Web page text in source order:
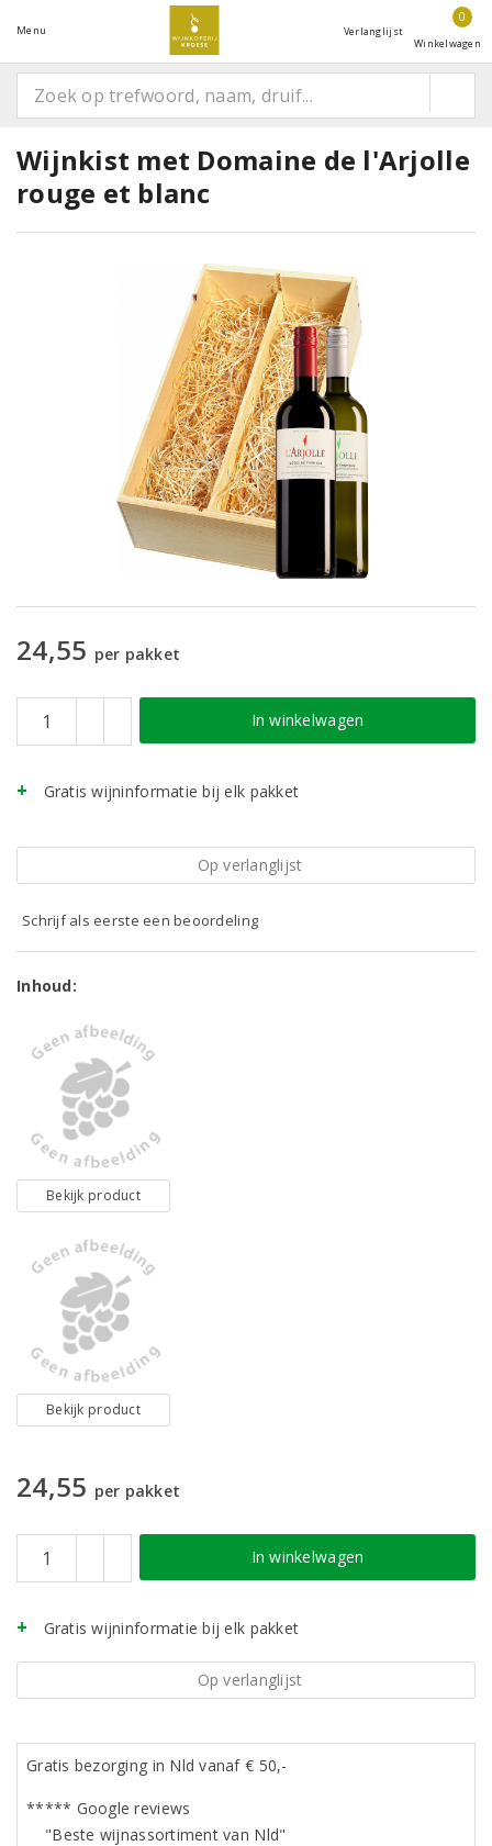
Menu Verlanglijst
0
Winkelwagen
Wijnkist met Domaine de l'Arjolle
rouge et blanc
24,55 per pakket
In winkelwagen
Gratis wijninformatie bij elk pakket
Op verlanglijst
Schrijf als eerste een beoordeling
Inhoud:
Bekijk product
Bekijk product
24,55 per pakket
In winkelwagen
Gratis wijninformatie bij elk pakket
Op verlanglijst
Gratis bezorging in Nld vanaf € 50,-
***** Google reviews
"Beste wijnassortiment van Nld"